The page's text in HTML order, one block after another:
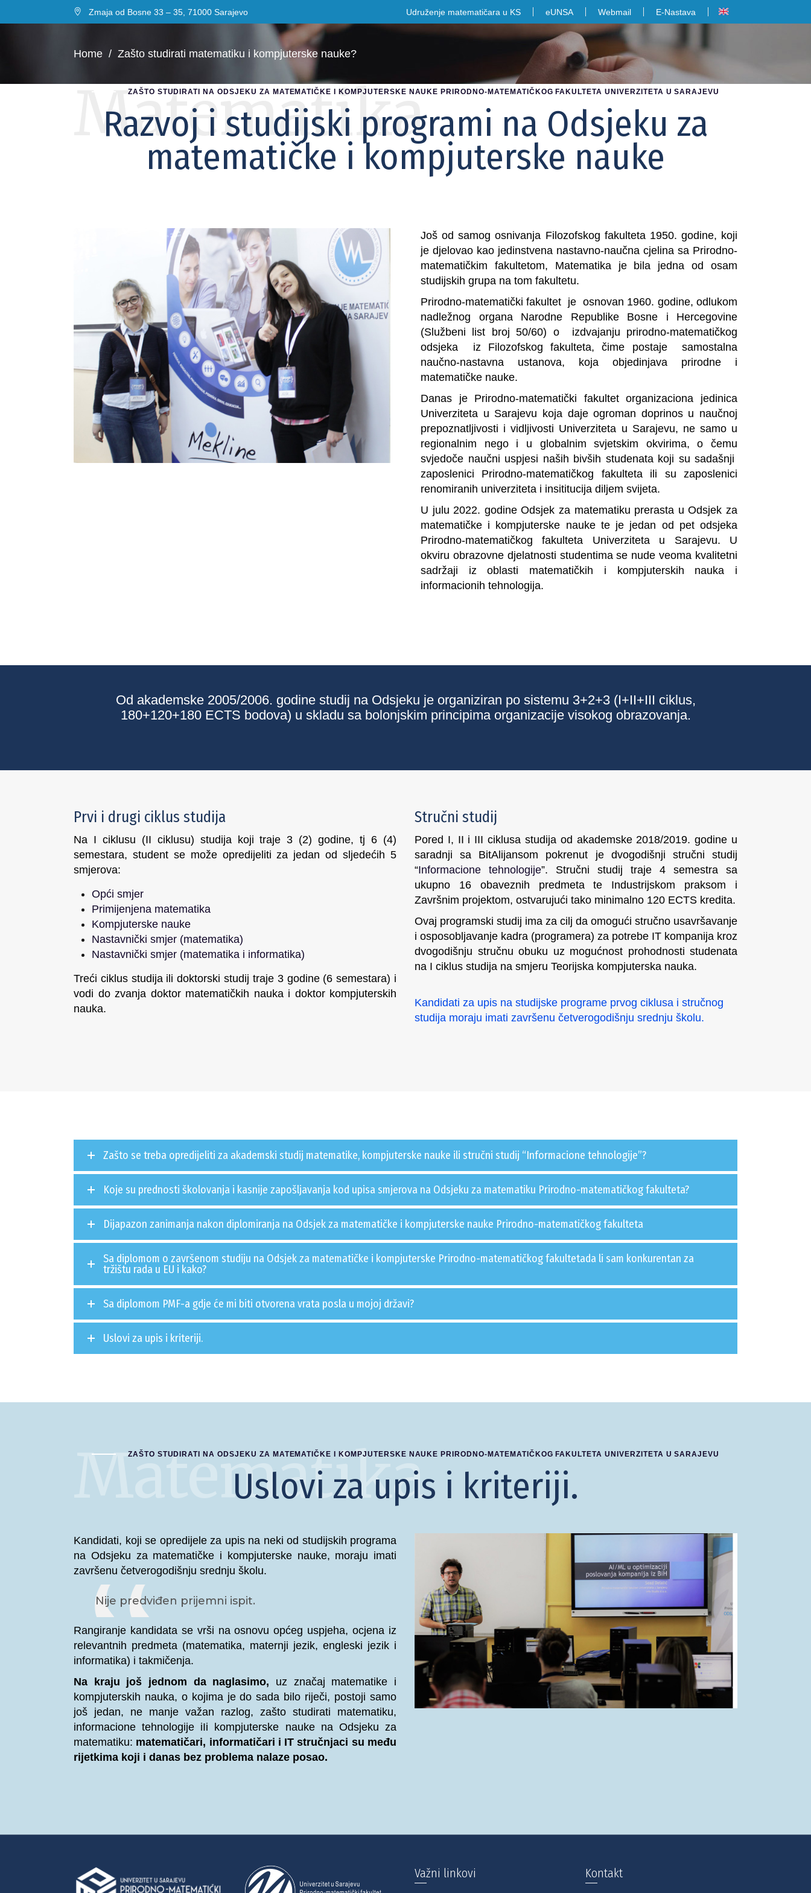
Zmaja od Bosne 33 – 35, 71000 Sarajevo Udruženje matematičara u KS eUNSA Webmail E-Nastava
Home / Zašto studirati matematiku i kompjuterske nauke?
ZAŠTO STUDIRATI NA ODSJEKU ZA MATEMATIČKE I KOMPJUTERSKE NAUKE PRIRODNO-MATEMATIČKOG FAKULTETA UNIVERZITETA U SARAJEVU
Razvoj i studijski programi na Odsjeku za
matematičke i kompjuterske nauke
Matematika
Još od samog osnivanja Filozofskog fakulteta 1950. godine, koji
je djelovao kao jedinstvena nastavno-naučna cjelina sa Prirodno-
matematičkim fakultetom, Matematika je bila jedna od osam
studijskih grupa na tom fakultetu.
Prirodno-matematički fakultet je osnovan 1960. godine, odlukom
nadležnog organa Narodne Republike Bosne i Hercegovine
(Službeni list broj 50/60) o izdvajanju prirodno-matematičkog
odsjeka iz Filozofskog fakulteta, čime postaje samostalna
naučno-nastavna ustanova, koja objedinjava prirodne i
matematičke nauke.
Danas je Prirodno-matematički fakultet organizaciona jedinica
Univerziteta u Sarajevu koja daje ogroman doprinos u naučnoj
prepoznatljivosti i vidljivosti Univerziteta u Sarajevu, ne samo u
regionalnim nego i u globalnim svjetskim okvirima, o čemu
svjedoče naučni uspjesi naših bivših studenata koji su sadašnji
zaposlenici Prirodno-matematičkog fakulteta ili su zaposlenici
renomiranih univerziteta i insititucija diljem svijeta.
U julu 2022. godine Odsjek za matematiku prerasta u Odsjek za
matematičke i kompjuterske nauke te je jedan od pet odsjeka
Prirodno-matematičkog fakulteta Univerziteta u Sarajevu. U
okviru obrazovne djelatnosti studentima se nude veoma kvalitetni
sadržaji iz oblasti matematičkih i kompjuterskih nauka i
informacionih tehnologija.
Od akademske 2005/2006. godine studij na Odsjeku je organiziran po sistemu 3+2+3 (I+II+III ciklus,
180+120+180 ECTS bodova) u skladu sa bolonjskim principima organizacije visokog obrazovanja.
Prvi i drugi ciklus studija
Na I ciklusu (II ciklusu) studija koji traje 3 (2) godine, tj 6 (4)
semestara, student se može opredijeliti za jedan od sljedećih 5
smjerova:
Opći smjer
Primijenjena matematika
Kompjuterske nauke
Nastavnički smjer (matematika)
Nastavnički smjer (matematika i informatika)
Treći ciklus studija ili doktorski studij traje 3 godine (6 semestara) i
vodi do zvanja doktor matematičkih nauka i doktor kompjuterskih
nauka.
Stručni studij
Pored I, II i III ciklusa studija od akademske 2018/2019. godine u
saradnji sa BitAlijansom pokrenut je dvogodišnji stručni studij
“Informacione tehnologije”. Stručni studij traje 4 semestra sa
ukupno 16 obaveznih predmeta te Industrijskom praksom i
Završnim projektom, ostvarujući tako minimalno 120 ECTS kredita.
Ovaj programski studij ima za cilj da omogući stručno usavršavanje
i osposobljavanje kadra (programera) za potrebe IT kompanija kroz
dvogodišnju stručnu obuku uz mogućnost prohodnosti studenata
na I ciklus studija na smjeru Teorijska kompjuterska nauka.
Kandidati za upis na studijske programe prvog ciklusa i stručnog
studija moraju imati završenu četverogodišnju srednju školu.
Zašto se treba opredijeliti za akademski studij matematike, kompjuterske nauke ili stručni studij “Informacione tehnologije”?
Koje su prednosti školovanja i kasnije zapošljavanja kod upisa smjerova na Odsjeku za matematiku Prirodno-matematičkog fakulteta?
Dijapazon zanimanja nakon diplomiranja na Odsjek za matematičke i kompjuterske nauke Prirodno-matematičkog fakulteta
Sa diplomom o završenom studiju na Odsjek za matematičke i kompjuterske Prirodno-matematičkog fakultetada li sam konkurentan za
tržištu rada u EU i kako?
Sa diplomom PMF-a gdje će mi biti otvorena vrata posla u mojoj državi?
Uslovi za upis i kriteriji.
ZAŠTO STUDIRATI NA ODSJEKU ZA MATEMATIČKE I KOMPJUTERSKE NAUKE PRIRODNO-MATEMATIČKOG FAKULTETA UNIVERZITETA U SARAJEVU
Uslovi za upis i kriteriji.
Matematika
Kandidati, koji se opredijele za upis na neki od studijskih programa
na Odsjeku za matematičke i kompjuterske nauke, moraju imati
završenu četverogodišnju srednju školu.
Nije predviđen prijemni ispit.
Rangiranje kandidata se vrši na osnovu općeg uspjeha, ocjena iz
relevantnih predmeta (matematika, maternji jezik, engleski jezik i
informatika) i takmičenja.
Na kraju još jednom da naglasimo, uz značaj matematike i
kompjuterskih nauka, o kojima je do sada bilo riječi, postoji samo
još jedan, ne manje važan razlog, zašto studirati matematiku,
informacione tehnologije iIi kompjuterske nauke na Odsjeku za
matematiku: matematičari, informatičari i IT stručnjaci su među
rijetkima koji i danas bez problema nalaze posao.
Važni linkovi Kontakt